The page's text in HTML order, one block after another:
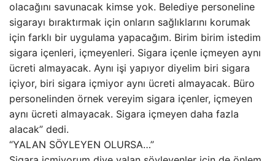
olacağını savunacak kimse yok. Belediye personeline
sigarayı bıraktırmak için onların sağlıklarını korumak
için farklı bir uygulama yapacağım. Birim birim istedim
sigara içenleri, içmeyenleri. Sigara içenle içmeyen aynı
ücreti almayacak. Aynı işi yapıyor diyelim biri sigara
içiyor, biri sigara içmiyor aynı ücreti almayacak. Büro
personelinden örnek vereyim sigara içenler, içmeyen
aynı ücreti almayacak. Sigara içmeyen daha fazla
alacak” dedi.
“YALAN SÖYLEYEN OLURSA…”